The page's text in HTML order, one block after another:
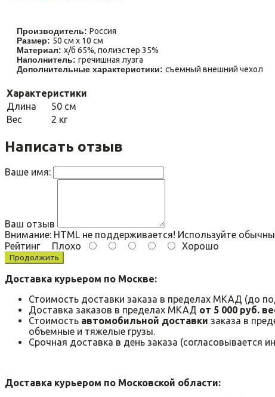
Производитель: Россия
Размер: 50 см х 10 см
Материал: х/б 65%, полиэстер 35%
Наполнитель: гречишная лузга
Дополнительные характеристики: съемный внешний чехол
Характеристики
Длина
50 см
Вес
2 кг
Написать отзыв
Ваше имя:
Ваш отзыв
Внимание: HTML не поддерживается! Используйте
РейтингПлохо Хорошо
Продолжить
Доставка курьером по Москве:
Стоимость доставки заказа в пределах МКАД (до
Доставка заказов в пределах МКАД от 5 000 руб.
Стоимость автомобильной доставки заказа в
объемные и тяжелые грузы.
Срочная доставка в день заказа (согласовывается
Доставка курьером по Московской области: